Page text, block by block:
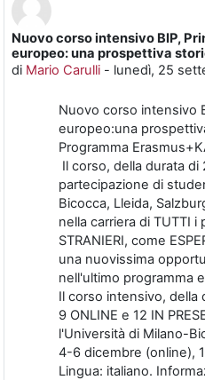
Nuovo corso intensivo BIP,
europeo: una prospettiva
di Mario Carulli - lunedì, 25
Numero di risposte: 0
Nuovo corso intensivo
europeo:una
Programma
Il corso, della durata di
partecipazione di
Bicocca, Lleida,
nella carriera di TUTTI i
STRANIERI, come
una nuovissima
nell'ultimo programma
Il corso intensivo, della
9 ONLINE e 12 IN
l'Università di Milano-
4-6 dicembre (online),
Lingua: italiano.